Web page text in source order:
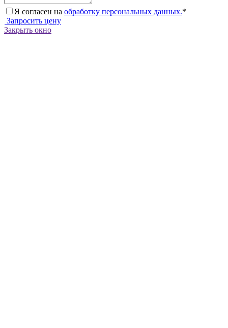
Я согласен на обработку персональных данных.*
Запросить цену
Закрыть окно